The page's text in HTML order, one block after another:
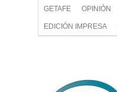
GETAFE OPINIÓN
EDICIÓN IMPRESA